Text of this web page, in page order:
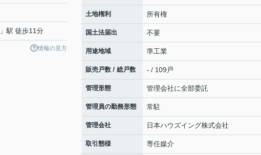
」駅 徒歩11分
情報の見方
土地権利 所有権
国土法届出 不要
用途地域 準工業
販売戸数 / 総戸数 - / 109戸
管理形態 管理会社に全部委託
管理員の勤務形態 常駐
管理会社 日本ハウズイング株式会社
取引態様 専任媒介